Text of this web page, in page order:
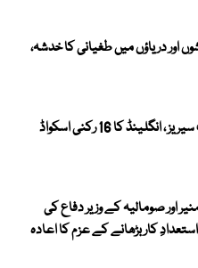
بارشوں اور دریاؤں میں طغیانی کا خدشہ،
پاکستان کیخلاف ٹیسٹ سیریز ، انگلینڈ کا 16 رکنی اسکواڈ
اور صومالیہ کے وزیر دفاع کی
کار بڑھانے کے عزم کا اعادہ